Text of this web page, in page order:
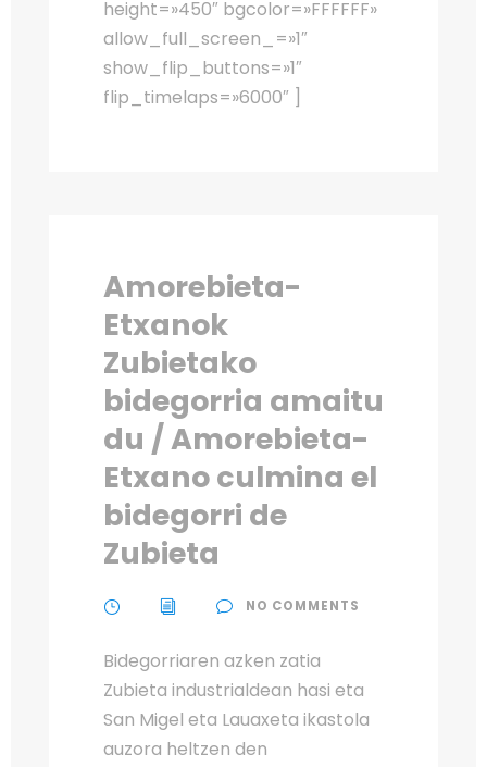
height=»450″ bgcolor=»FFFFFF»
allow_full_screen_=»1″
show_flip_buttons=»1″
flip_timelaps=»6000″ ]
Amorebieta-
Etxanok
Zubietako
bidegorria amaitu
du / Amorebieta-
Etxano culmina el
bidegorri de
Zubieta
NO COMMENTS
Bidegorriaren azken zatia
Zubieta industrialdean hasi eta
San Migel eta Lauaxeta ikastola
auzora heltzen den